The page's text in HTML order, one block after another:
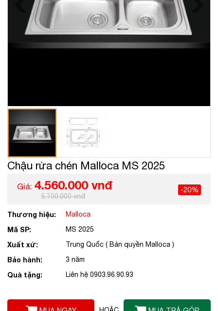
Chậu rửa chén Malloca MS 2025
Giá: 4.560.000 vnđ
5.700.000 vnđ
-20%
Thương hiệu: Malloca
Mã SP: MS 2025
Xuất xứ: Trung Quốc ( Bản quyền Malloca )
Bảo hành: 3 năm
Quà tặng: Liên hệ 0903.96.90.93